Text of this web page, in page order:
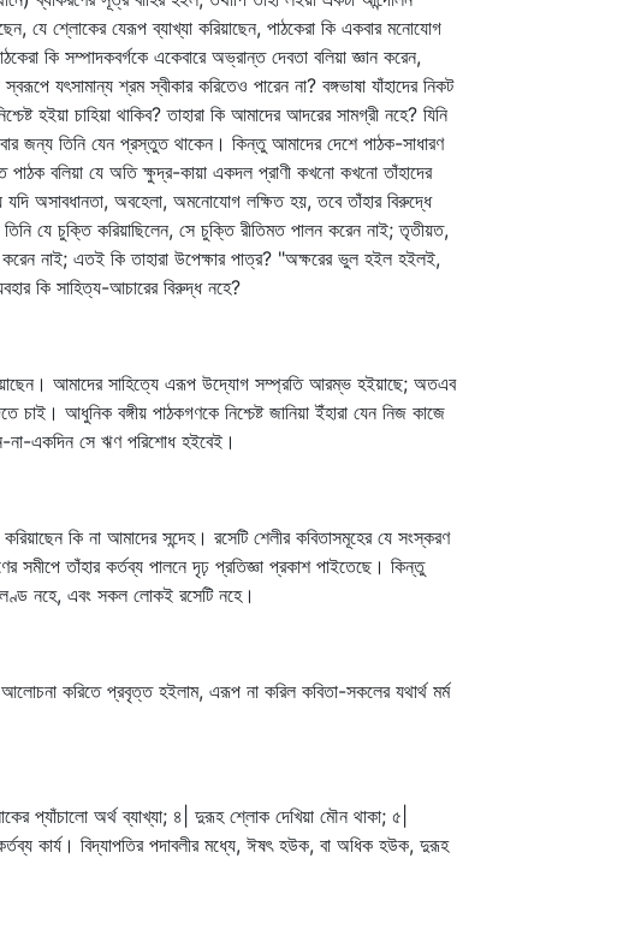
যে শ্লোকের যেরূপ ব্যাখ্যা করিয়াছেন, পাঠকেরা কি একবার মনোযোগ
কি সম্পাদকবর্গকে একেবারে অভ্রান্ত দেবতা বলিয়া জ্ঞান করেন,
যৎসামান্য শ্রম স্বীকার করিতেও পারেন না? বঙ্গভাষা যাঁহাদের নিকট
চাহিয়া থাকিব? তাহারা কি আমাদের আদরের সামগ্রী নহে? যিনি
জন্য তিনি যেন প্রস্তুত থাকেন। কিন্তু আমাদের দেশে পাঠক-সাধারণ
পাঠক বলিয়া যে অতি ক্ষুদ্র-কায়া একদল প্রাণী কখনো কখনো তাঁহাদের
অসাবধানতা, অবহেলা, অমনোযোগ লক্ষিত হয়, তবে তাঁহার বিরুদ্ধে
যে চুক্তি করিয়াছিলেন, সে চুক্তি রীতিমত পালন করেন নাই; তৃতীয়ত,
করেন নাই; এতই কি তাহারা উপেক্ষার পাত্র? "অক্ষরের ভুল হইল হইলই,
কি সাহিত্য-আচারের বিরুদ্ধ নহে?
আমাদের সাহিত্যে এরূপ উদ্যোগ সম্প্রতি আরম্ভ হইয়াছে; অতএব
চাই। আধুনিক বঙ্গীয় পাঠকগণকে নিশ্চেষ্ট জানিয়া ইঁহারা যেন নিজ কাজে
না-একদিন সে ঋণ পরিশোধ হইবেই।
কি না আমাদের সন্দেহ। রসেটি শেলীর কবিতাসমূহের যে সংস্করণ
সমীপে তাঁহার কর্তব্য পালনে দৃঢ় প্রতিজ্ঞা প্রকাশ পাইতেছে। কিন্তু
নহে, এবং সকল লোকই রসেটি নহে।
করিতে প্রবৃত্ত হইলাম, এরূপ না করিল কবিতা-সকলের যথার্থ মর্ম
প্যাঁচালো অর্থ ব্যাখ্যা; ৪| দুরূহ শ্লোক দেখিয়া মৌন থাকা; ৫|
কার্য। বিদ্যাপতির পদাবলীর মধ্যে, ঈষৎ হউক, বা অধিক হউক, দুরূহ